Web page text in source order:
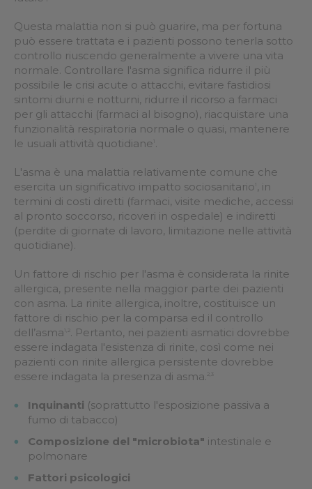
Questa malattia non si può guarire, ma per fortuna
può essere trattata e i pazienti possono tenerla sotto
controllo riuscendo generalmente a vivere una vita
normale. Controllare l'asma significa ridurre il più
possibile le crisi acute o attacchi, evitare fastidiosi
sintomi diurni e notturni, ridurre il ricorso a farmaci
per gli attacchi (farmaci al bisogno), riacquistare una
funzionalità respiratoria normale o quasi, mantenere
le usuali attività quotidiane 1 .
L'asma è una malattia relativamente comune che
esercita un significativo impatto sociosanitario 1 , in
termini di costi diretti (farmaci, visite mediche, accessi
al pronto soccorso, ricoveri in ospedale) e indiretti
(perdite di giornate di lavoro, limitazione nelle attività
quotidiane).
Un fattore di rischio per l'asma è considerata la rinite
allergica, presente nella maggior parte dei pazienti
con asma. La rinite allergica, inoltre, costituisce un
fattore di rischio per la comparsa ed il controllo
dell’asma 1,2 . Pertanto, nei pazienti asmatici dovrebbe
essere indagata l'esistenza di rinite, così come nei
pazienti con rinite allergica persistente dovrebbe
essere indagata la presenza di asma. 2,3
Inquinanti (soprattutto l'esposizione passiva a
fumo di tabacco)
Composizione del "microbiota" intestinale e
polmonare
Fattori psicologici